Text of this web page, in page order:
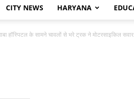
CITY NEWS HARYANA
हॉस्पिटल के सामने चावलों से भरे ट्रक ने मोटरसाइकिल